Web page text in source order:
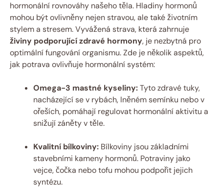
hormonální rovnováhy našeho těla. Hladiny hormonů
mohou být ovlivněny nejen stravou, ale také životním
stylem a stresem. Vyvážená strava, která zahrnuje
živiny podporující zdravé hormony, je nezbytná pro
optimální fungování organismu. Zde je několik aspektů,
jak potrava ovlivňuje hormonální systém:
Omega-3 mastné kyseliny:Tyto zdravé tuky,
nacházející se v rybách, lněném semínku nebo v
ořeších, pomáhají regulovat hormonální aktivitu a
snižují záněty v těle.
Kvalitní bílkoviny: Bílkoviny jsou základními
stavebními kameny hormonů. Potraviny jako
vejce, čočka nebo tofu mohou podpořit jejich
syntézu.